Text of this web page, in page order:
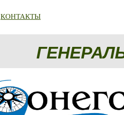
КОНТАКТЫ